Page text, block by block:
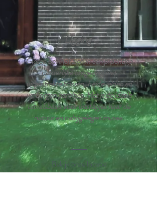
Ligging
Gieten bevindt zich in een prachtige
natuurlijke omgeving met
uitgestrekte bossen, heidevelden en
verborgen pareltjes. Het is de ideale
uitvalsbasis voor uitstapjes naar de
natuur en nabijgelegen musea.​
Bekijk onze locatie